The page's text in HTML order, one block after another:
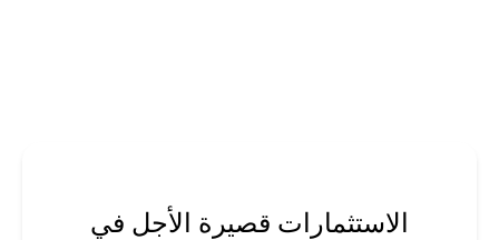
الاستثمارات قصيرة الأجل في